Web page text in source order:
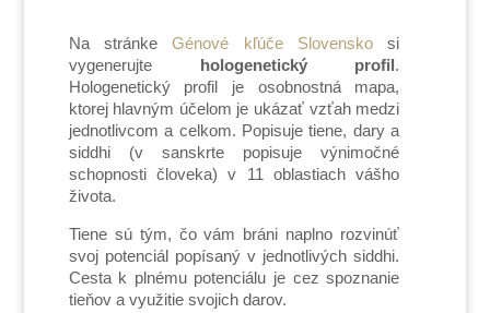
Na stránkeGénové kľúče Slovenskosi
vygenerujte hologenetický profil.
Hologenetický profil je osobnostná mapa,
ktorej hlavným účelom je ukázať vzťah medzi
jednotlivcom a celkom. Popisuje tiene, dary a
siddhi (v sanskrte popisuje výnimočné
schopnosti človeka) v 11 oblastiach vášho
života.
Tiene sú tým, čo vám bráni naplno rozvinúť
svoj potenciál popísaný v jednotlivých siddhi.
Cesta k plnému potenciálu je cez spoznanie
tieňov a využitie svojich darov.